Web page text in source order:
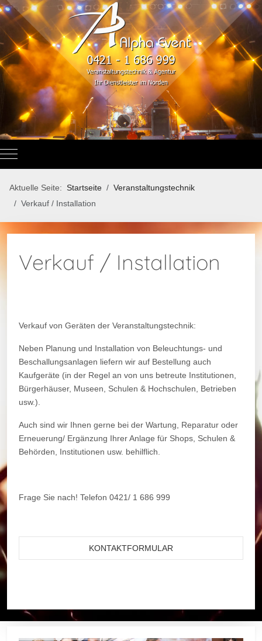
Mobile Menu Toggle
Aktuelle Seite: Startseite
Veranstaltungstechnik
Verkauf / Installation
Verkauf / Installation
Verkauf von Geräten der Veranstaltungstechnik:
Neben Planung und Installation von Beleuchtungs- und
Beschallungsanlagen liefern wir auf Bestellung auch
Kaufgeräte (in der Regel an von uns betreute Institutionen,
Bürgerhäuser, Museen, Schulen & Hochschulen, Betrieben
usw.).
Auch sind wir Ihnen gerne bei der Wartung, Reparatur oder
Erneuerung/ Ergänzung Ihrer Anlage für Shops, Schulen &
Behörden, Institutionen usw. behilflich.
Frage Sie nach! Telefon 0421/ 1 686 999
KONTAKTFORMULAR